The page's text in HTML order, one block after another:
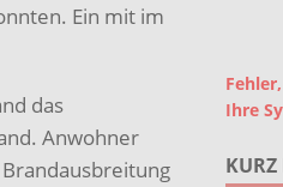
Ein mit im
das
Anwohner
Ihre
KURZ